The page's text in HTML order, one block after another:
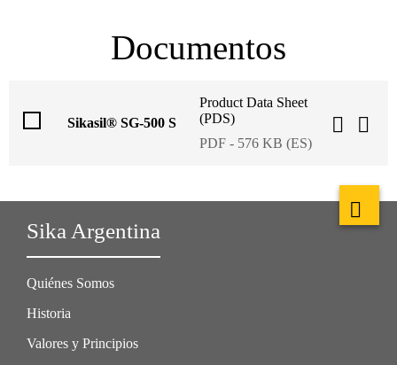
Documentos
Sikasil® SG-500 S
Product Data Sheet
(PDS)
PDF - 576 KB (ES)
Sika Argentina
Quiénes Somos
Historia
Valores y Principios